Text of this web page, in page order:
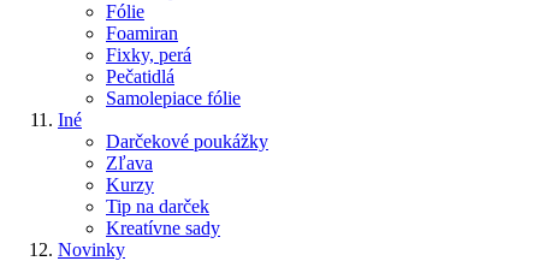
Fólie
Foamiran
Fixky, perá
Pečatidlá
Samolepiace fólie
Iné
Darčekové poukážky
Zľava
Kurzy
Tip na darček
Kreatívne sady
Novinky